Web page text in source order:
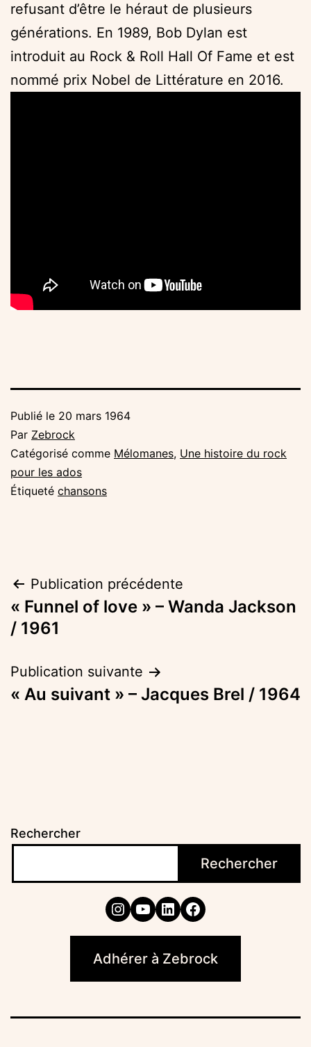
refusant d’être le héraut de plusieurs
générations. En 1989, Bob Dylan est
introduit au Rock & Roll Hall Of Fame et est
nommé prix Nobel de Littérature en 2016.
Publié le 20 mars 1964
Par Zebrock
Catégorisé comme Mélomanes, Une histoire du rock
pour les ados
Étiqueté chansons
Navigation
de
Publication précédente
« Funnel of love » – Wanda Jackson
/ 1961
Publication suivante
« Au suivant » – Jacques Brel / 1964
Rechercher
Rechercher
Instagram
YouTube
LinkedIn
Facebook
Adhérer à Zebrock